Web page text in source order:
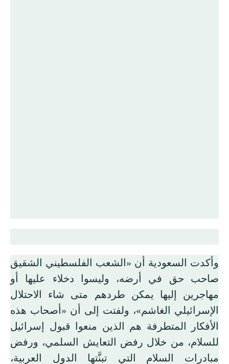
وأكدت السعودية أن «الشعب الفلسطيني الشقيق
صاحب حق في أرضه، وليسوا دخلاء عليها أو
مهاجرين إليها يمكن طردهم متى شاء الاحتلال
الإسرائيلي الغاشم»، ولفتت إلى أن «أصحاب هذه
الأفكار المتطرفة هم الذين منعوا قبول إسرائيل
للسلام، من خلال رفض التعايش السلمي، ورفض
مبادرات السلام التي تبنَّتها الدول العربية،